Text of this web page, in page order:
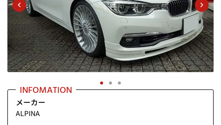
INFOMATION
メーカー
ALPINA